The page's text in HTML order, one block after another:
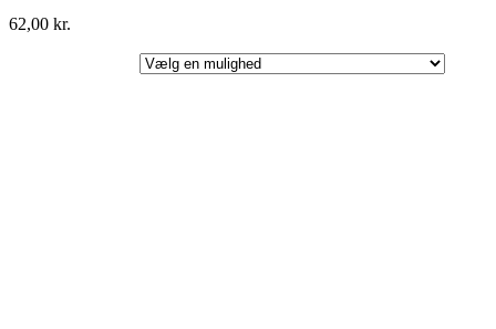
62,00 kr.